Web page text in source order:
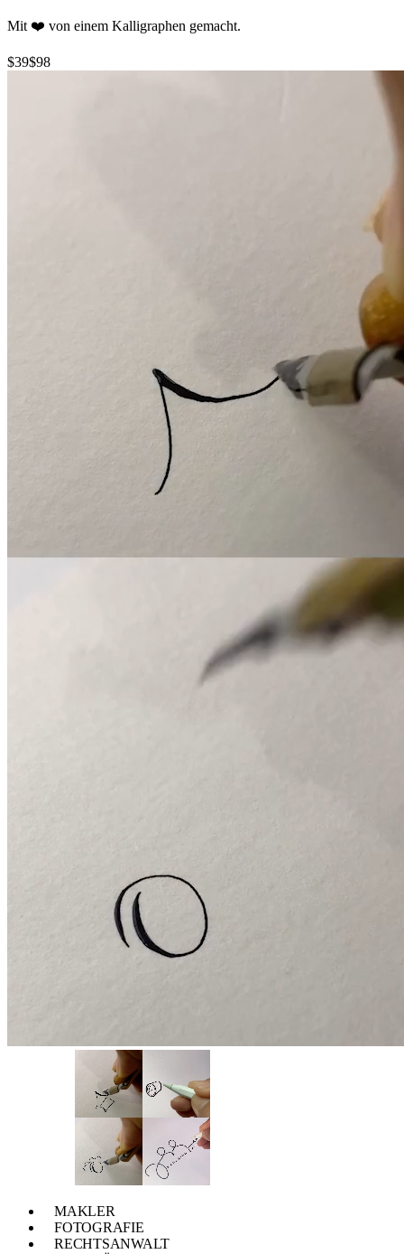
Mit ❤️ von einem Kalligraphen gemacht.
$39$98
MAKLER
FOTOGRAFIE
RECHTSANWALT